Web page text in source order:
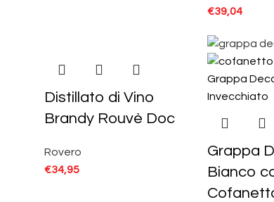
€39,04
Distillato di Vino
Brandy Rouvè Doc
Rovero
€34,95
Grappa
Bianco